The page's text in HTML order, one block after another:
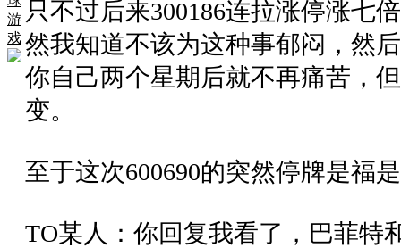
游
戏
只不过后来300186连拉涨停涨七
然我知道不该为这种事郁闷，然
你自己两个星期后就不再痛苦，
变。
至于这次600690的突然停牌是福
TO某人：你回复我看了，巴菲特